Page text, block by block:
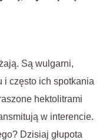
Są wulgarni,
i często ich spotkania
hektolitrami
w interencie.
Dzisiaj głupota